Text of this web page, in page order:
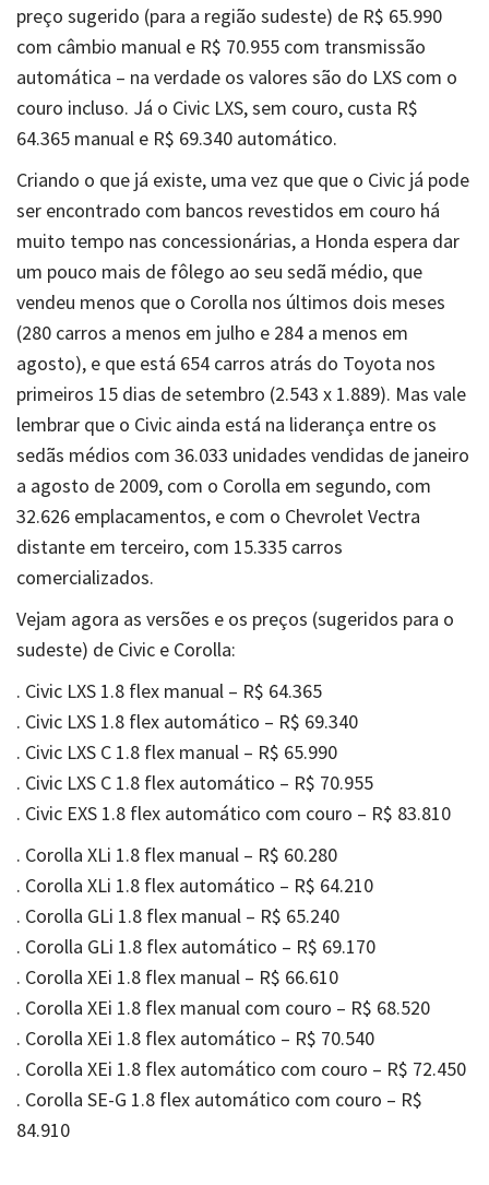
preço sugerido (para a região sudeste) de R$ 65.990
com câmbio manual e R$ 70.955 com transmissão
automática – na verdade os valores são do LXS com o
couro incluso. Já o Civic LXS, sem couro, custa R$
64.365 manual e R$ 69.340 automático.
Criando o que já existe, uma vez que que o Civic já pode
ser encontrado com bancos revestidos em couro há
muito tempo nas concessionárias, a Honda espera dar
um pouco mais de fôlego ao seu sedã médio, que
vendeu menos que o Corolla nos últimos dois meses
(280 carros a menos em julho e 284 a menos em
agosto), e que está 654 carros atrás do Toyota nos
primeiros 15 dias de setembro (2.543 x 1.889). Mas vale
lembrar que o Civic ainda está na liderança entre os
sedãs médios com 36.033 unidades vendidas de janeiro
a agosto de 2009, com o Corolla em segundo, com
32.626 emplacamentos, e com o Chevrolet Vectra
distante em terceiro, com 15.335 carros
comercializados.
Vejam agora as versões e os preços (sugeridos para o
sudeste) de Civic e Corolla:
. Civic LXS 1.8 flex manual – R$ 64.365
. Civic LXS 1.8 flex automático – R$ 69.340
. Civic LXS C 1.8 flex manual – R$ 65.990
. Civic LXS C 1.8 flex automático – R$ 70.955
. Civic EXS 1.8 flex automático com couro – R$ 83.810
. Corolla XLi 1.8 flex manual – R$ 60.280
. Corolla XLi 1.8 flex automático – R$ 64.210
. Corolla GLi 1.8 flex manual – R$ 65.240
. Corolla GLi 1.8 flex automático – R$ 69.170
. Corolla XEi 1.8 flex manual – R$ 66.610
. Corolla XEi 1.8 flex manual com couro – R$ 68.520
. Corolla XEi 1.8 flex automático – R$ 70.540
. Corolla XEi 1.8 flex automático com couro – R$ 72.450
. Corolla SE-G 1.8 flex automático com couro – R$
84.910